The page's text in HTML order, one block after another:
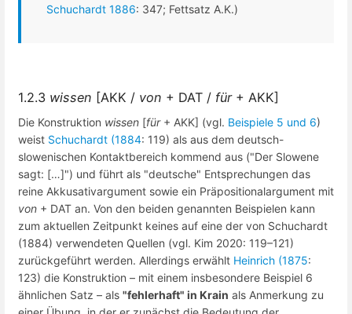
Schuchardt 1886: 347; Fettsatz A.K.)
1.2.3 wissen [AKK / von + DAT / für+ AKK]
Die Konstruktion wissen [für+ AKK] (vgl. Beispiele 5 und 6)
weist Schuchardt (1884: 119) als aus dem deutsch-
slowenischen Kontaktbereich kommend aus ("Der Slowene
sagt: […]") und führt als "deutsche" Entsprechungen das
reine Akkusativargument sowie ein Präpositionalargument mit
von + DAT an. Von den beiden genannten Beispielen kann
zum aktuellen Zeitpunkt keines auf eine der von Schuchardt
(1884) verwendeten Quellen (vgl. Kim 2020: 119–121)
zurückgeführt werden. Allerdings erwählt Heinrich (1875:
123) die Konstruktion – mit einem insbesondere Beispiel 6
ähnlichen Satz – als "fehlerhaft" in Krain als Anmerkung zu